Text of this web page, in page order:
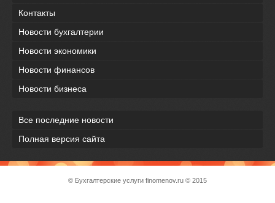
Контакты
Новости бухгалтерии
Новости экономики
Новости финансов
Новости бизнеса
Все последние новости
Полная версия сайта
© Бухгалтерские услуги finomenov.ru © 2015